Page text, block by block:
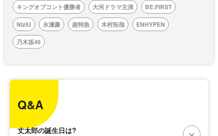
キングオブコント優勝者
大河ドラマ主演
BE:FIRST
NiziU
永瀬廉 超特急 木村拓哉
ENHYPEN
乃木坂46
Q&A
丈太郎の誕生日は?